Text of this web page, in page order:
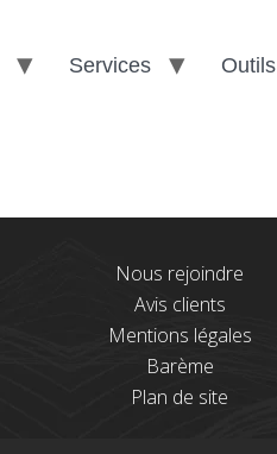
Services Outils
Nous rejoindre
Avis clients
Mentions légales
Barème
Plan de site